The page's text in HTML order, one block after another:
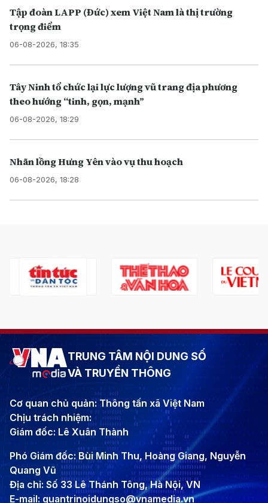
Tập đoàn LAPP (Đức) xem Việt Nam là thị trường
trọng điểm
06-08-2026, 18:35
Tây Ninh tổ chức lại lực lượng vũ trang địa phương
theo hướng “tinh, gọn, mạnh”
06-08-2026, 18:29
Nhãn lồng Hưng Yên vào vụ thu hoạch
06-08-2026, 18:28
TRUNG TÂM NỘI DUNG SỐ
VÀ TRUYỀN THÔNG
Cơ quan chủ quản: Thông tấn xã Việt Nam
Chịu trách nhiệm:
Giám đốc: Lê Xuân Thành
Phó Giám đốc: Bùi Minh Thu, Hoàng Giang, Nguyễn
Quang Vũ
Địa chỉ: Số 33 Lê Thánh Tông, Hà Nội, VN
E-mail: quantrinoidungso@vnamedia.vn